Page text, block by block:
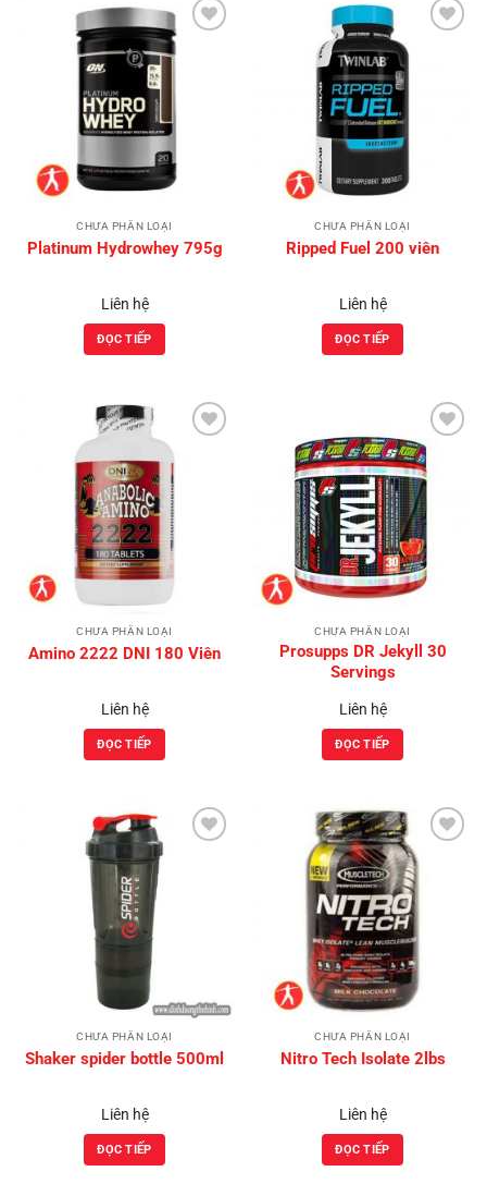
CHƯA PHÂN LOẠI
Platinum Hydrowhey 795g
Liên hệ
ĐỌC TIẾP
CHƯA PHÂN LOẠI
Ripped Fuel 200 viên
Liên hệ
ĐỌC TIẾP
CHƯA PHÂN LOẠI
Amino 2222 DNI 180 Viên
Liên hệ
ĐỌC TIẾP
Add to
Wishlist
CHƯA PHÂN LOẠI
Prosupps DR Jekyll 30
Servings
Liên hệ
ĐỌC TIẾP
CHƯA PHÂN LOẠI
Shaker spider bottle 500ml
Liên hệ
ĐỌC TIẾP
CHƯA PHÂN LOẠI
Nitro Tech Isolate 2lbs
Liên hệ
ĐỌC TIẾP